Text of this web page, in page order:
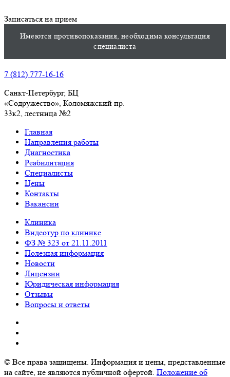
Записаться на прием
Имеются противопоказания, необходима консультация
специалиста
7 (812) 777-16-16
Санкт-Петербург, БЦ
«Содружество», Колoмяжский пр.
33к2, лестница №2
Главная
Направления работы
Диагностика
Реабилитация
Специалисты
Цены
Контакты
Вакансии
Клиника
Видеотур по клинике
ФЗ № 323 от 21.11.2011
Полезная информация
Новости
Лицензии
Юридическая информация
Отзывы
Вопросы и ответы
© Все права защищены. Информация и цены, представленные
на сайте, не являются публичной офертой. Положение об